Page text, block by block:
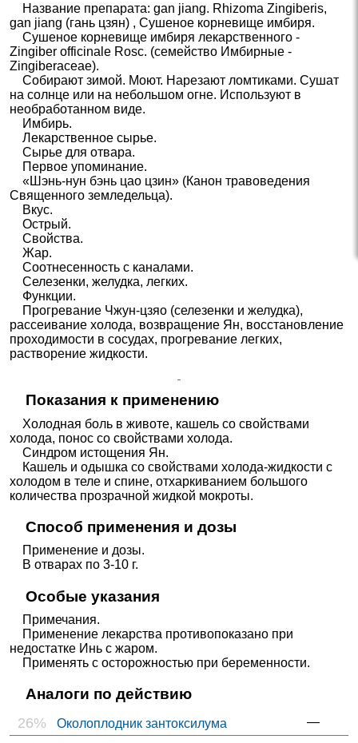
Название препарата: gan jiang. Rhizoma Zingiberis,
gan jiang (гань цзян) , Сушеное корневище имбиря.
Сушеное корневище имбиря лекарственного -
Zingiber officinale Rosc. (семейство Имбирные -
Zingiberaceae).
Собирают зимой. Моют. Нарезают ломтиками. Сушат
на солнце или на небольшом огне. Используют в
необработанном виде.
Имбирь.
Лекарственное сырье.
Сырье для отвара.
Первое упоминание.
«Шэнь-нун бэнь цао цзин» (Канон травоведения
Священного земледельца).
Вкус.
Острый.
Свойства.
Жар.
Соотнесенность с каналами.
Селезенки, желудка, легких.
Функции.
Прогревание Чжун-цзяо (селезенки и желудка),
рассеивание холода, возвращение Ян, восстановление
проходимости в сосудах, прогревание легких,
растворение жидкости.
Показания к применению
Холодная боль в животе, кашель со свойствами
холода, понос со свойствами холода.
Синдром истощения Ян.
Кашель и одышка со свойствами холода-жидкости с
холодом в теле и спине, отхаркиванием большого
количества прозрачной жидкой мокроты.
Способ применения и дозы
Применение и дозы.
В отварах по 3-10 г.
Особые указания
Примечания.
Применение лекарства противопоказано при
недостатке Инь с жаром.
Применять с осторожностью при беременности.
Аналоги по действию
26% —
Околоплодник зантоксилума